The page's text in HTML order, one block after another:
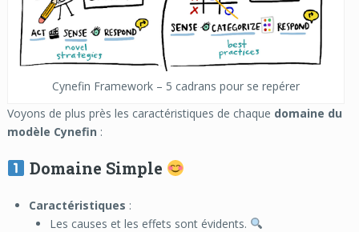
Cynefin Framework – 5 cadrans pour se repérer
Voyons de plus près les caractéristiques de chaque domaine du
modèle Cynefin :
Domaine Simple
Caractéristiques :
Les causes et les effets sont évidents.